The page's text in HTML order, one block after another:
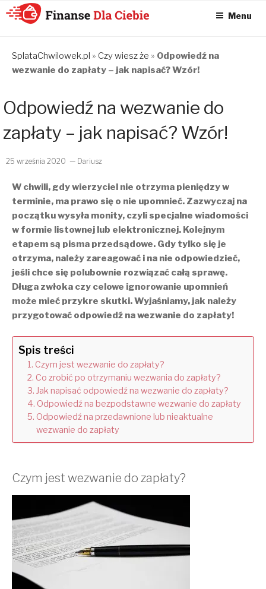
CHWILÓWEK
ONLINE – FINANSE
SPŁATA
CHWILÓWEK I
KONSOLIDACJA
CHWILÓWEK
Menu
SplataChwilowek.pl » Czy wiesz że » Odpowiedź na
wezwanie do zapłaty – jak napisać? Wzór!
Odpowiedź na wezwanie do
zapłaty – jak napisać? Wzór!
25 września 2020 — Dariusz
W chwili, gdy wierzyciel nie otrzyma pieniędzy w
terminie, ma prawo się o nie upomnieć. Zazwyczaj na
początku wysyła monity, czyli specjalne wiadomości
w formie listownej lub elektronicznej. Kolejnym
etapem są pisma przedsądowe. Gdy tylko się je
otrzyma, należy zareagować i na nie odpowiedzieć,
jeśli chce się polubownie rozwiązać całą sprawę.
Długa zwłoka czy celowe ignorowanie upomnień
może mieć przykre skutki. Wyjaśniamy, jak należy
przygotować odpowiedź na wezwanie do zapłaty!
Spis treści
Czym jest wezwanie do zapłaty?
Co zrobić po otrzymaniu wezwania do zapłaty?
Jak napisać odpowiedź na wezwanie do zapłaty?
Odpowiedź na bezpodstawne wezwanie do zapłaty
Odpowiedź na przedawnione lub nieaktualne
wezwanie do zapłaty
Czym jest wezwanie do zapłaty?